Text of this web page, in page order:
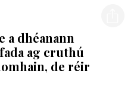
a dhéanann
ag cruthú
de réir